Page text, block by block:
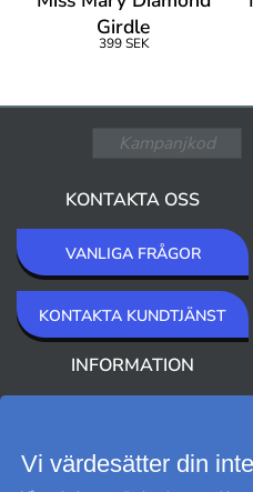
Girdle
399 SEK
KONTAKTA OSS
VANLIGA FRÅGOR
KONTAKTA KUNDTJÄNST
INFORMATION
Vi värdesätter din